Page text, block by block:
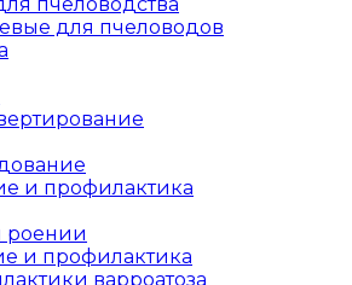
для пчеловодов
и профилактика
роении
и профилактика
варроатоза